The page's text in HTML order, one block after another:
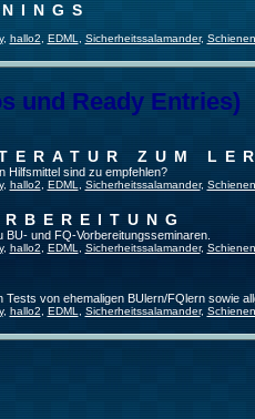
, hallo2 EDML Sicherheitssalamander,
und Ready Entries)
ZUM
Hilfsmittel sind zu empfehlen?
, hallo2 EDML Sicherheitssalamander,
und FQ-Vorbereitungsseminaren.
, hallo2 EDML Sicherheitssalamander,
von ehemaligen BUlern/FQlern sowie
, hallo2 EDML Sicherheitssalamander,